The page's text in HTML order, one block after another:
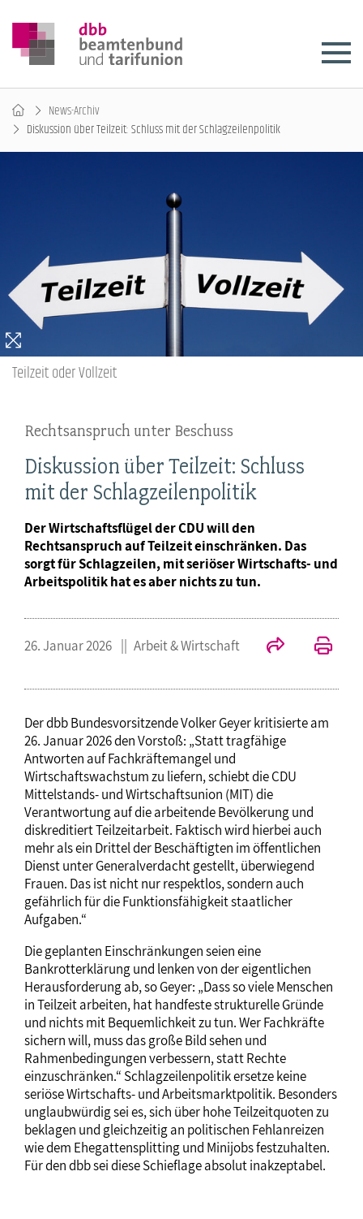
News-Archiv
Diskussion über Teilzeit: Schluss mit der Schlagzeilenpolitik
Teilzeit oder Vollzeit
Rechtsanspruch unter Beschuss
Diskussion über Teilzeit: Schluss
mit der Schlagzeilenpolitik
Der Wirtschaftsflügel der CDU will den
Rechtsanspruch auf Teilzeit einschränken. Das
sorgt für Schlagzeilen, mit seriöser Wirtschafts- und
Arbeitspolitik hat es aber nichts zu tun.
26. Januar 2026 Arbeit & Wirtschaft
Der dbb Bundesvorsitzende Volker Geyer kritisierte am
26. Januar 2026 den Vorstoß: „Statt tragfähige
Antworten auf Fachkräftemangel und
Wirtschaftswachstum zu liefern, schiebt die CDU
Mittelstands- und Wirtschaftsunion (MIT) die
Verantwortung auf die arbeitende Bevölkerung und
diskreditiert Teilzeitarbeit. Faktisch wird hierbei auch
mehr als ein Drittel der Beschäftigten im öffentlichen
Dienst unter Generalverdacht gestellt, überwiegend
Frauen. Das ist nicht nur respektlos, sondern auch
gefährlich für die Funktionsfähigkeit staatlicher
Aufgaben.“
Die geplanten Einschränkungen seien eine
Bankrotterklärung und lenken von der eigentlichen
Herausforderung ab, so Geyer: „Dass so viele Menschen
in Teilzeit arbeiten, hat handfeste strukturelle Gründe
und nichts mit Bequemlichkeit zu tun. Wer Fachkräfte
sichern will, muss das große Bild sehen und
Rahmenbedingungen verbessern, statt Rechte
einzuschränken.“ Schlagzeilenpolitik ersetze keine
seriöse Wirtschafts- und Arbeitsmarktpolitik. Besonders
unglaubwürdig sei es, sich über hohe Teilzeitquoten zu
beklagen und gleichzeitig an politischen Fehlanreizen
wie dem Ehegattensplitting und Minijobs festzuhalten.
Für den dbb sei diese Schieflage absolut inakzeptabel.